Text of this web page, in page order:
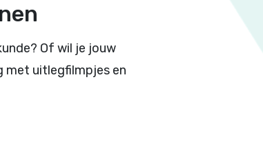
Of wil je jouw
met uitlegfilmpjes en